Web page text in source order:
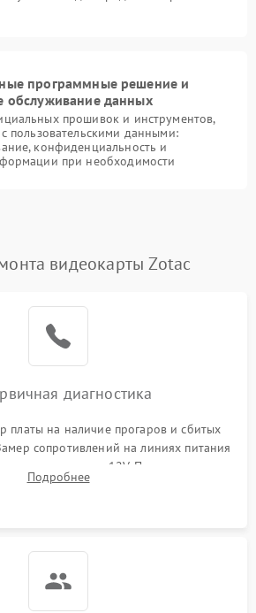
программные решение и
обслуживание данных
прошивок и инструментов,
пользовательскими данными:
конфиденциальность и
при необходимости
видеокарты Zotac
диагностика
платы на наличие прогаров и сбитых
сопротивлений на линиях питания
разъемах 12V. Проверка на
основных дросселей питания GPU и
Подробнее